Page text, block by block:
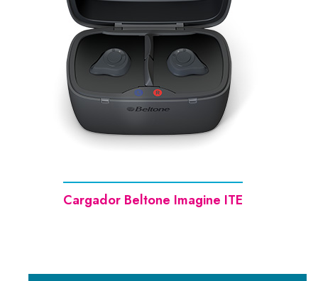
Cargador Beltone Imagine ITE